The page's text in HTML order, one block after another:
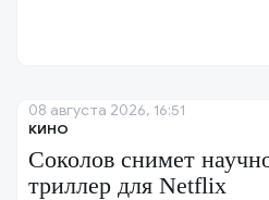
КИНО
Соколов снимет
триллер для Netflix
08 августа 2026, 16:51